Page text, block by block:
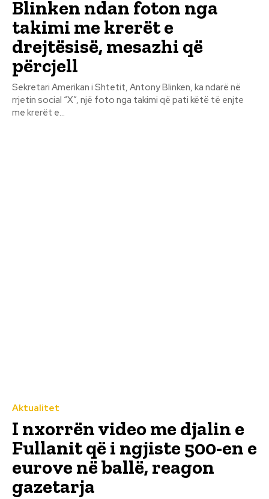
Blinken ndan foton nga
takimi me krerët e
drejtësisë, mesazhi që
përcjell
Sekretari Amerikan i Shtetit, Antony Blinken, ka ndarë në
rrjetin social “X”, një foto nga takimi që pati këtë të enjte
me krerët e...
Aktualitet
I nxorrën video me djalin e
Fullanit që i ngjiste 500-en e
eurove në ballë, reagon
gazetarja